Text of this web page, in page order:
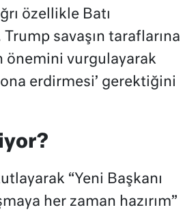
özellikle Batı
savaşın taraflarına
önemini vurgulayarak
erdirmesi’ gerektiğini
“Yeni Başkanı
her zaman hazırım”